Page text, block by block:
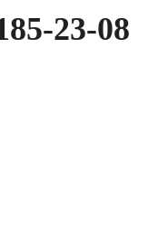
23-08